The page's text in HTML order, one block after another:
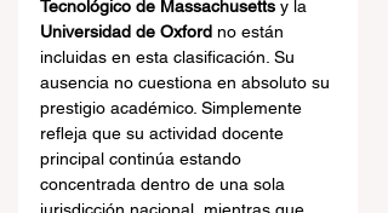
Tecnológico de Massachusetts y la
Universidad de Oxford no están
incluidas en esta clasificación. Su
ausencia no cuestiona en absoluto su
prestigio académico. Simplemente
refleja que su actividad docente
principal continúa estando
concentrada dentro de una sola